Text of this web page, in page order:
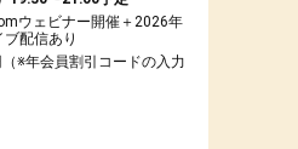
ウェビナー開催＋2026年
配信あり
※年会員割引コードの入力